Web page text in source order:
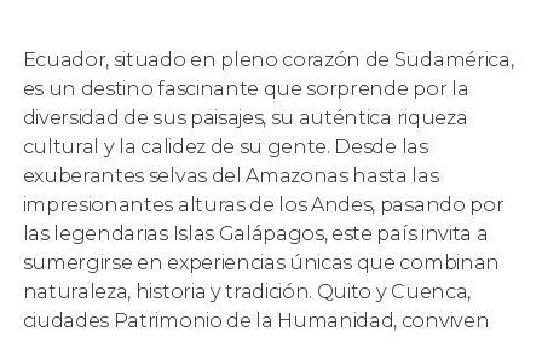
Ecuador, situado en pleno corazón de Sudamérica,
es un destino fascinante que sorprende por la
diversidad de sus paisajes, su auténtica riqueza
cultural y la calidez de su gente. Desde las
exuberantes selvas del Amazonas hasta las
impresionantes alturas de los Andes, pasando por
las legendarias Islas Galápagos, este país invita a
sumergirse en experiencias únicas que combinan
naturaleza, historia y tradición. Quito y Cuenca,
ciudades Patrimonio de la Humanidad, conviven